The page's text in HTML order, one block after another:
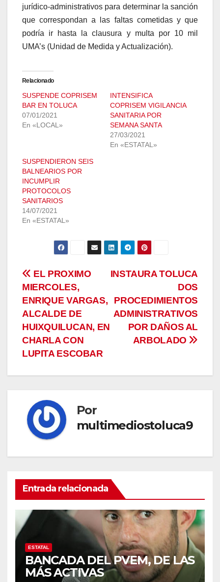
jurídico-administrativos para determinar la sanción
que correspondan a las faltas cometidas y que
podría ir hasta la clausura y multa por 10 mil
UMA’s (Unidad de Medida y Actualización).
Relacionado
SUSPENDE COPRISEM
BAR EN TOLUCA
07/01/2021
En «LOCAL»
INTENSIFICA
COPRISEM VIGILANCIA
SANITARIA POR
SEMANA SANTA
27/03/2021
En «ESTATAL»
SUSPENDIERON SEIS
BALNEARIOS POR
INCUMPLIR
PROTOCOLOS
SANITARIOS
14/07/2021
En «ESTATAL»
Navegación
de
entradas
INSTAURA TOLUCA
DOS
PROCEDIMIENTOS
ADMINISTRATIVOS
POR DAÑOS AL
ARBOLADO
EL PROXIMO
MIERCOLES,
ENRIQUE VARGAS,
ALCALDE DE
HUIXQUILUCAN, EN
CHARLA CON
LUPITA ESCOBAR
Por
multimediostoluca9
Entrada relacionada
ESTATAL
BANCADA DEL PVEM, DE LAS
MÁS ACTIVAS